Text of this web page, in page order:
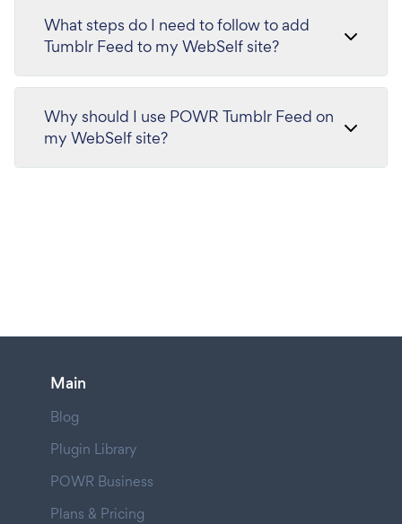
What steps do I need to follow to add
Tumblr Feed to my WebSelf site?
Why should I use POWR Tumblr Feed on
my WebSelf site?
Main
Blog
Plugin Library
POWR Business
Plans & Pricing